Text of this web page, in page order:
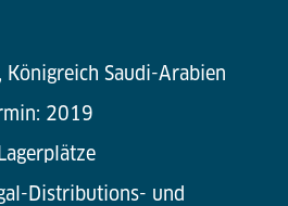
Königreich Saudi-Arabien
2019
Distributions- und